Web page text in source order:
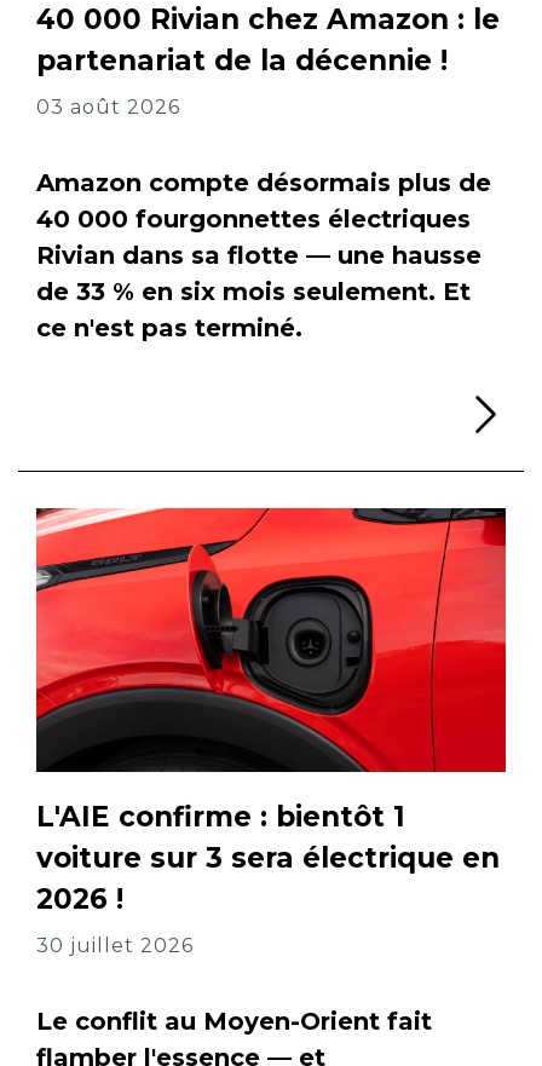
40 000 Rivian chez Amazon : le
partenariat de la décennie !
03 août 2026
Amazon compte désormais plus de
40 000 fourgonnettes électriques
Rivian dans sa flotte — une hausse
de 33 % en six mois seulement. Et
ce n'est pas terminé.
L'AIE confirme : bientôt 1
voiture sur 3 sera électrique en
2026 !
30 juillet 2026
Le conflit au Moyen-Orient fait
flamber l'essence — et